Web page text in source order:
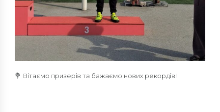
💐 Вітаємо призерів та бажаємо нових рекордів!